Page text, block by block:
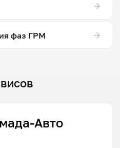
фаз ГРМ
Авто